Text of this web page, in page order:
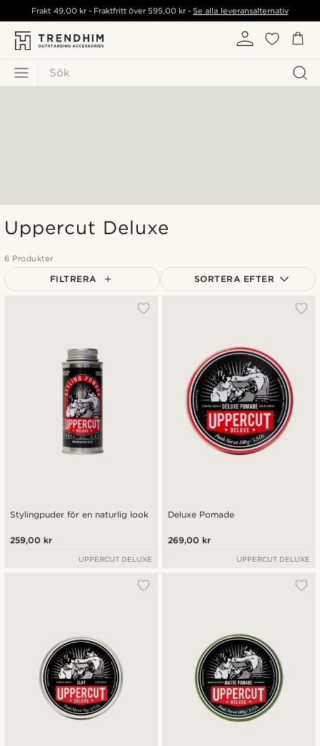
Sök
Frakt 49,00 kr- Fraktfritt över595,00 kr -Se alla leveransalternativ
Uppercut Deluxe
6 Produkter
FILTRERA SORTERA EFTER
Dyrast
Stylingpuder för en naturlig look
259,00 kr
UPPERCUT DELUXE
Deluxe Pomade
269,00 kr
UPPERCUT DELUXE